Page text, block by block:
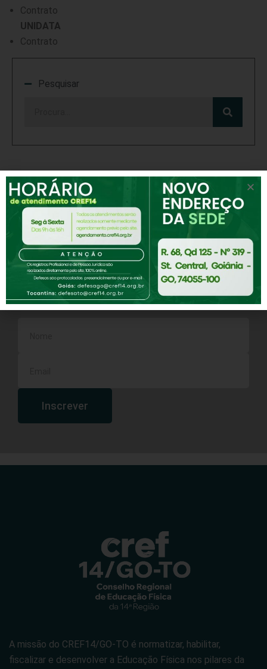
Contrato
UNIDATA
Contrato
Pesquisar
Compartilhar
Receba notícias e novidades do CREF-14
Assine nossa Newsletter
Inscrever
A missão do CREF14/GO-TO é normatizar, habilitar,
fiscalizar e desenvolver a Educação Física nos pilares da